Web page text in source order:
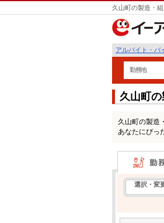
久山町の製造・
アルバイト・バ
勤務地
久山町
久山町の製造
あなたにぴっ
勤務地で検索
選択・変